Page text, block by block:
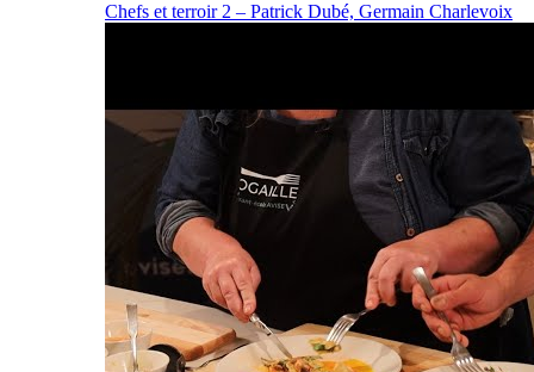
Chefs et terroir 2 – Patrick Dubé, Germain Charlevoix